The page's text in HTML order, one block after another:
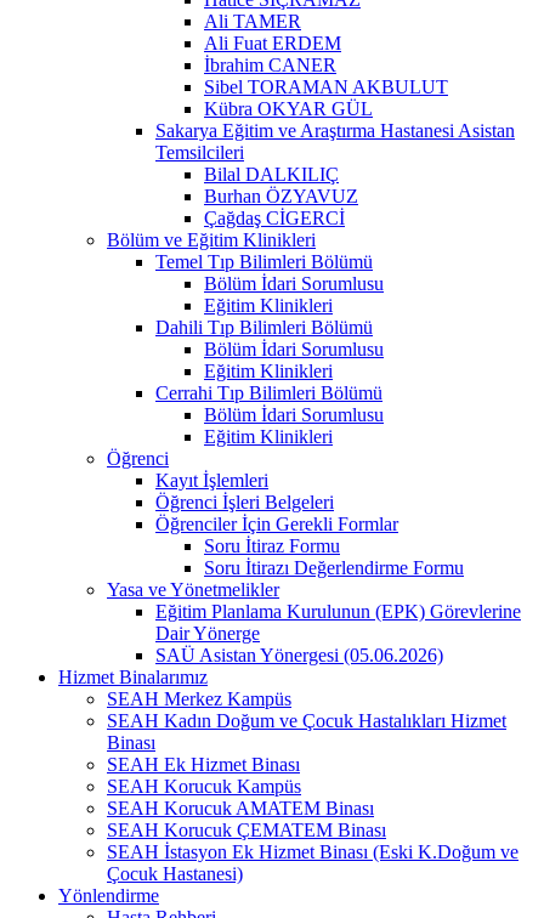
Ali TAMER
Ali Fuat ERDEM
İbrahim CANER
Sibel TORAMAN AKBULUT
Kübra OKYAR GÜL
Sakarya Eğitim ve Araştırma Hastanesi Asistan
Temsilcileri
Bilal DALKILIÇ
Burhan ÖZYAVUZ
Çağdaş CİGERCİ
Bölüm ve Eğitim Klinikleri
Temel Tıp Bilimleri Bölümü
Bölüm İdari Sorumlusu
Eğitim Klinikleri
Dahili Tıp Bilimleri Bölümü
Bölüm İdari Sorumlusu
Eğitim Klinikleri
Cerrahi Tıp Bilimleri Bölümü
Bölüm İdari Sorumlusu
Eğitim Klinikleri
Öğrenci
Kayıt İşlemleri
Öğrenci İşleri Belgeleri
Öğrenciler İçin Gerekli Formlar
Soru İtiraz Formu
Soru İtirazı Değerlendirme Formu
Yasa ve Yönetmelikler
Eğitim Planlama Kurulunun (EPK) Görevlerine
Dair Yönerge
SAÜ Asistan Yönergesi (05.06.2026)
Hizmet Binalarımız
SEAH Merkez Kampüs
SEAH Kadın Doğum ve Çocuk Hastalıkları Hizmet
Binası
SEAH Ek Hizmet Binası
SEAH Korucuk Kampüs
SEAH Korucuk AMATEM Binası
SEAH Korucuk ÇEMATEM Binası
SEAH İstasyon Ek Hizmet Binası (Eski K.Doğum ve
Çocuk Hastanesi)
Yönlendirme